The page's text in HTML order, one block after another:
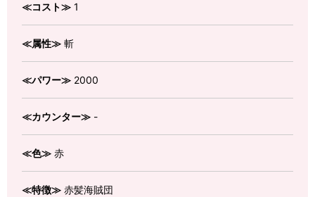
≪コスト≫ 1
≪属性≫ 斬
≪パワー≫ 2000
≪カウンター≫ -
≪色≫ 赤
≪特徴≫ 赤髪海賊団